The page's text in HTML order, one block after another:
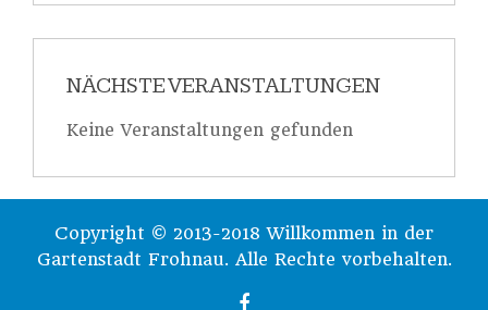
NÄCHSTE VERANSTALTUNGEN
Keine Veranstaltungen gefunden
Copyright © 2013-2018 Willkommen in der
Gartenstadt Frohnau. Alle Rechte vorbehalten.